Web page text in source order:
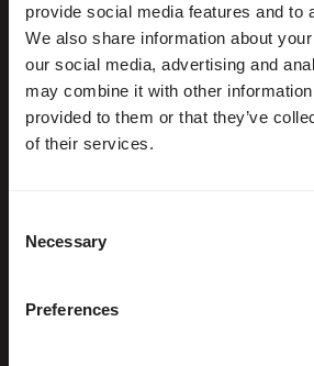
provide social media features and to
We also share information about
our social media, advertising and
may combine it with other information
provided to them or that they’ve
of their services.
Selection
Necessary
Preferences
Buitenvogels
Steltlopers & loopvogels
Watervogels
Sierduiven
Konijnen